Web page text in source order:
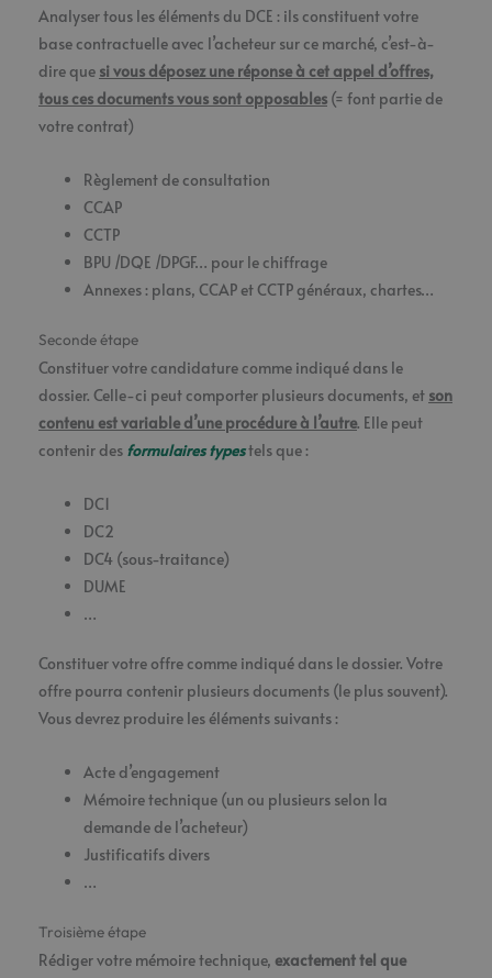
Analyser tous les éléments du DCE : ils constituent votre
base contractuelle avec l’acheteur sur ce marché, c’est-à-
dire que si vous déposez une réponse à cet appel d’offres,
tous ces documents vous sont opposables (= font partie de
votre contrat)
Règlement de consultation
CCAP
CCTP
BPU /DQE /DPGF… pour le chiffrage
Annexes : plans, CCAP et CCTP généraux, chartes…
Seconde étape
Constituer votre candidature comme indiqué dans le
dossier. Celle-ci peut comporter plusieurs documents, et son
contenu est variable d’une procédure à l’autre. Elle peut
contenir des formulaires typestels que :
DC1
DC2
DC4 (sous-traitance)
DUME
…
Constituer votre offre comme indiqué dans le dossier. Votre
offre pourra contenir plusieurs documents (le plus souvent).
Vous devrez produire les éléments suivants :
Acte d’engagement
Mémoire technique (un ou plusieurs selon la
demande de l’acheteur)
Justificatifs divers
…
Troisième étape
Rédiger votre mémoire technique, exactement tel que